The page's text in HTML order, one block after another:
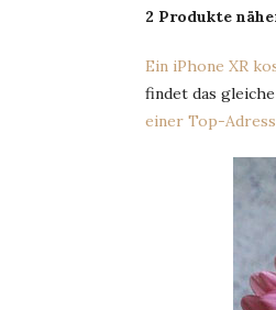
2 Produkte
Ein iPhone XR
findet das
einer Top-